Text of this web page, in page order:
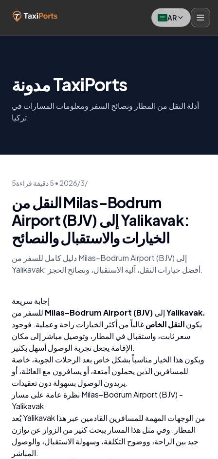
AR
مدونة TaxiPorts
أدلة النقل من المطار ونصائح السفر ومعلومات المسارات في
تركيا.
5‏/3‏/2026
•
5دقيقة قراءة
النقل من Milas–Bodrum
Airport (BJV) إلى Yalikavak:
الخيارات والاستقبال والنصائح
دليل كامل للسفر من Milas–Bodrum Airport (BJV) إلى
Yalikavak: أفضل خيارات النقل، آلية الاستقبال، ونصائح الحجز.
إجابة سريعة
Milas–Bodrum Airport (BJV) Yalikavak،
يكونالنقل الخاصغالباً من أكثر الخيارات راحة وعملية. فوجود
سعر ثابت، واستقبال في المطار، وتوصيل مباشر إلى مكان
الإقامة يجعل تجربة الوصول أسهل بكثير.
ويكون هذا الخيار مناسباً بشكل خاص بعد الرحلات الجوية، خاصة
للمسافرين الذين يحملون أمتعة، أو يسافرون مع العائلة، أو
يريدون الوصول بسهولة دون تعقيدات.
نظرة عامة على مسار Milas–Bodrum Airport (BJV) -
Yalikavak
يُعد Yalikavak من الوجهات المهمة للمسافرين القادمين عبر هذا
المطار. وفي مثل هذا المسار يبحث كثير من الزوار عن توازن
جيد بين الراحة، ووضوح التكلفة، وسهولة الاستقبال، والوصول
المباشر.